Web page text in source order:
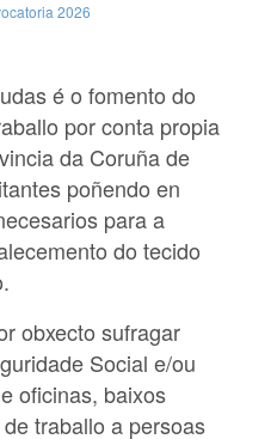
2026
é o fomento do
por conta propia
da Coruña de
poñendo en
para a
do tecido
obxecto sufragar
Social e/ou
oficinas, baixos
traballo a persoas